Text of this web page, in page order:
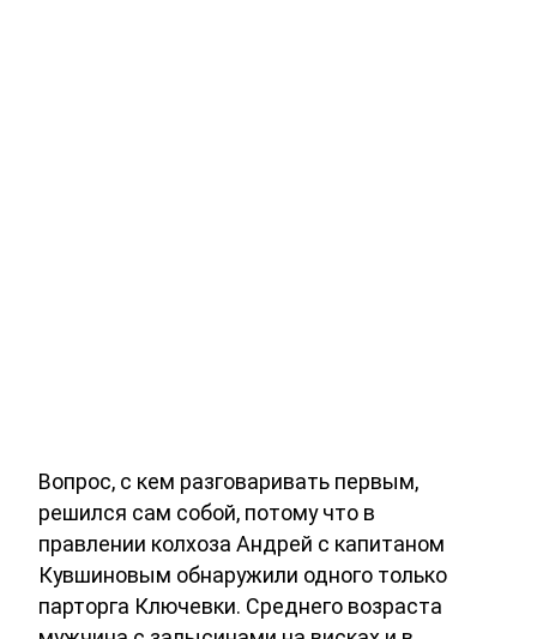
Вопрос, с кем разговаривать первым,
решился сам собой, потому что в
правлении колхоза Андрей с капитаном
Кувшиновым обнаружили одного только
парторга Ключевки. Среднего возраста